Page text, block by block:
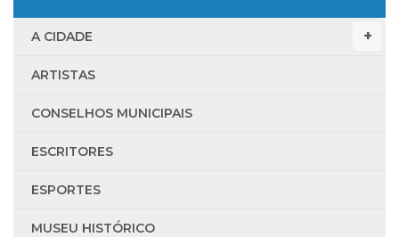
A CIDADE
ARTISTAS
CONSELHOS MUNICIPAIS
ESCRITORES
ESPORTES
MUSEU HISTÓRICO